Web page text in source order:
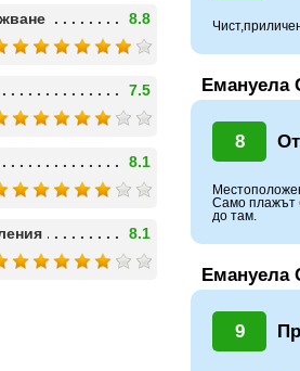
8.8
7.5
8.1
8.1
Емануела
8
Само плажът
до там.
Емануела
9